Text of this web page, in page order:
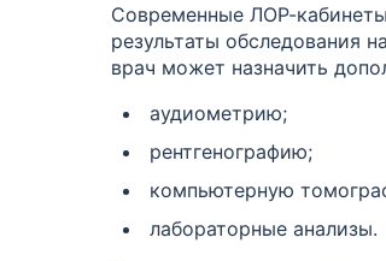
Современные ЛОР-
результаты обследования
врач может назначить
аудиометрию;
рентгенографию;
компьютерную
лабораторные анализы.